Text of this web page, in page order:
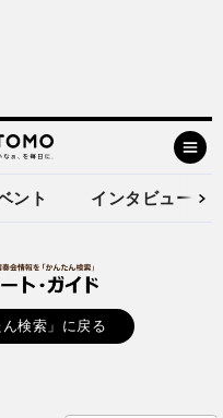
ント インタビュー
検索」に戻る